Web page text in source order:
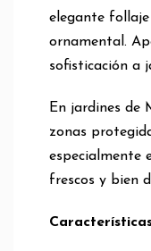
elegante
ornamental.
sofisticación a
En jardines de
zonas
especialmente
frescos y bien